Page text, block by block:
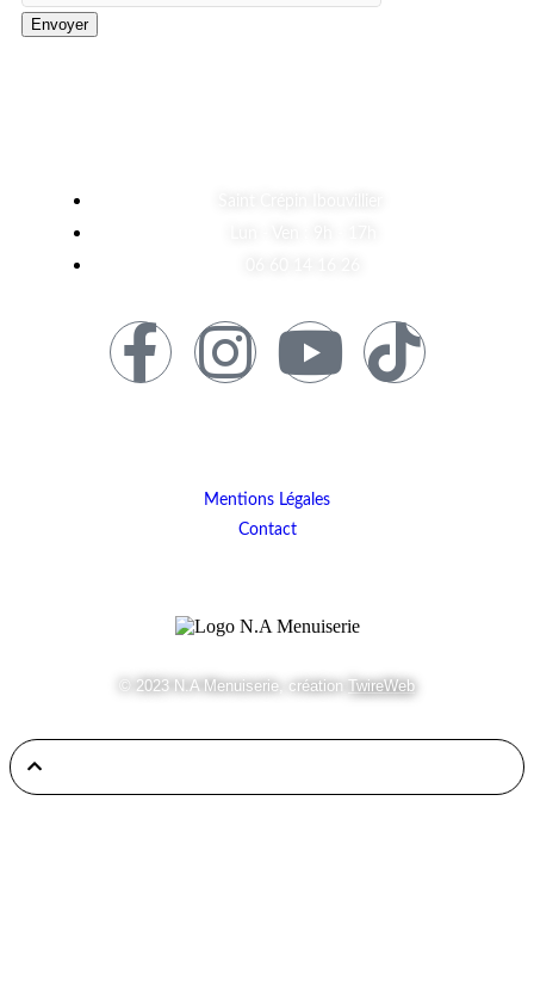
Envoyer
Mentions Légales
Contact
© 2023 N.A Menuiserie, création TwireWeb